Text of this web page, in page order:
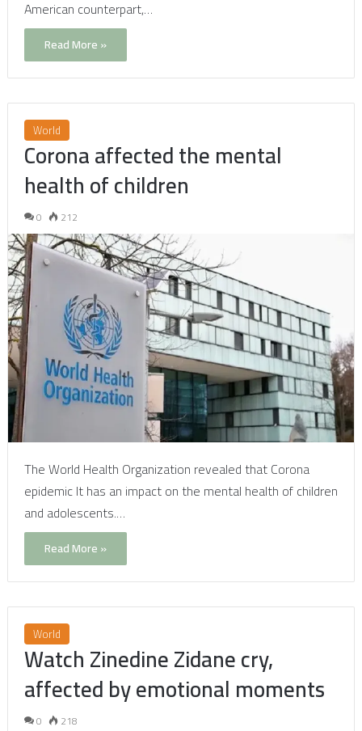
American counterpart,…
Read More »
World
Corona affected the mental
health of children
0 212
The World Health Organization revealed that Corona
epidemic It has an impact on the mental health of children
and adolescents.…
Read More »
World
Watch Zinedine Zidane cry,
affected by emotional moments
0 218